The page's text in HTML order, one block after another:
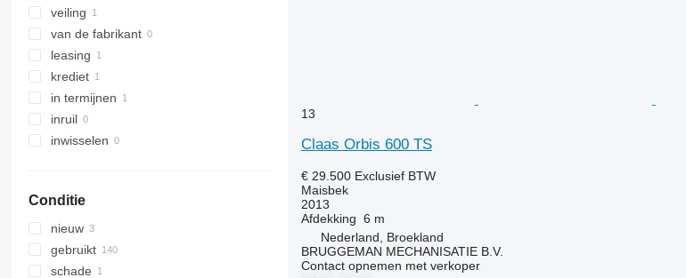
veiling
van de fabrikant
leasing
krediet
in termijnen
inruil
inwisselen
Conditie
nieuw
gebruikt
schade
13
Claas Orbis 600 TS
€ 29.500 Exclusief BTW
Maisbek
2013
Afdekking 6 m
Nederland, Broekland
BRUGGEMAN MECHANISATIE B.V.
Contact opnemen met verkoper